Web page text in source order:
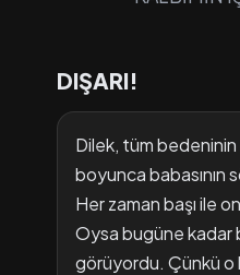
DIŞARI!
Dilek, tüm
boyunca babasının
Her zaman başı ile
Oysa bugüne kadar
görüyordu. Çünkü o